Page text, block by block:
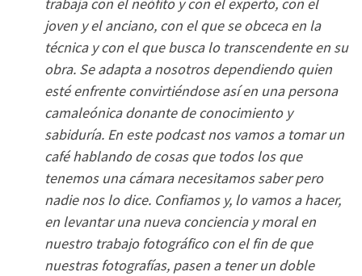
joven y el anciano, con el que se obceca en la
técnica y con el que busca lo transcendente en su
obra. Se adapta a nosotros dependiendo quien
esté enfrente convirtiéndose así en una persona
camaleónica donante de conocimiento y
sabiduría. En este podcast nos vamos a tomar un
café hablando de cosas que todos los que
tenemos una cámara necesitamos saber pero
nadie nos lo dice. Confiamos y, lo vamos a hacer,
en levantar una nueva conciencia y moral en
nuestro trabajo fotográfico con el fin de que
nuestras fotografías, pasen a tener un doble